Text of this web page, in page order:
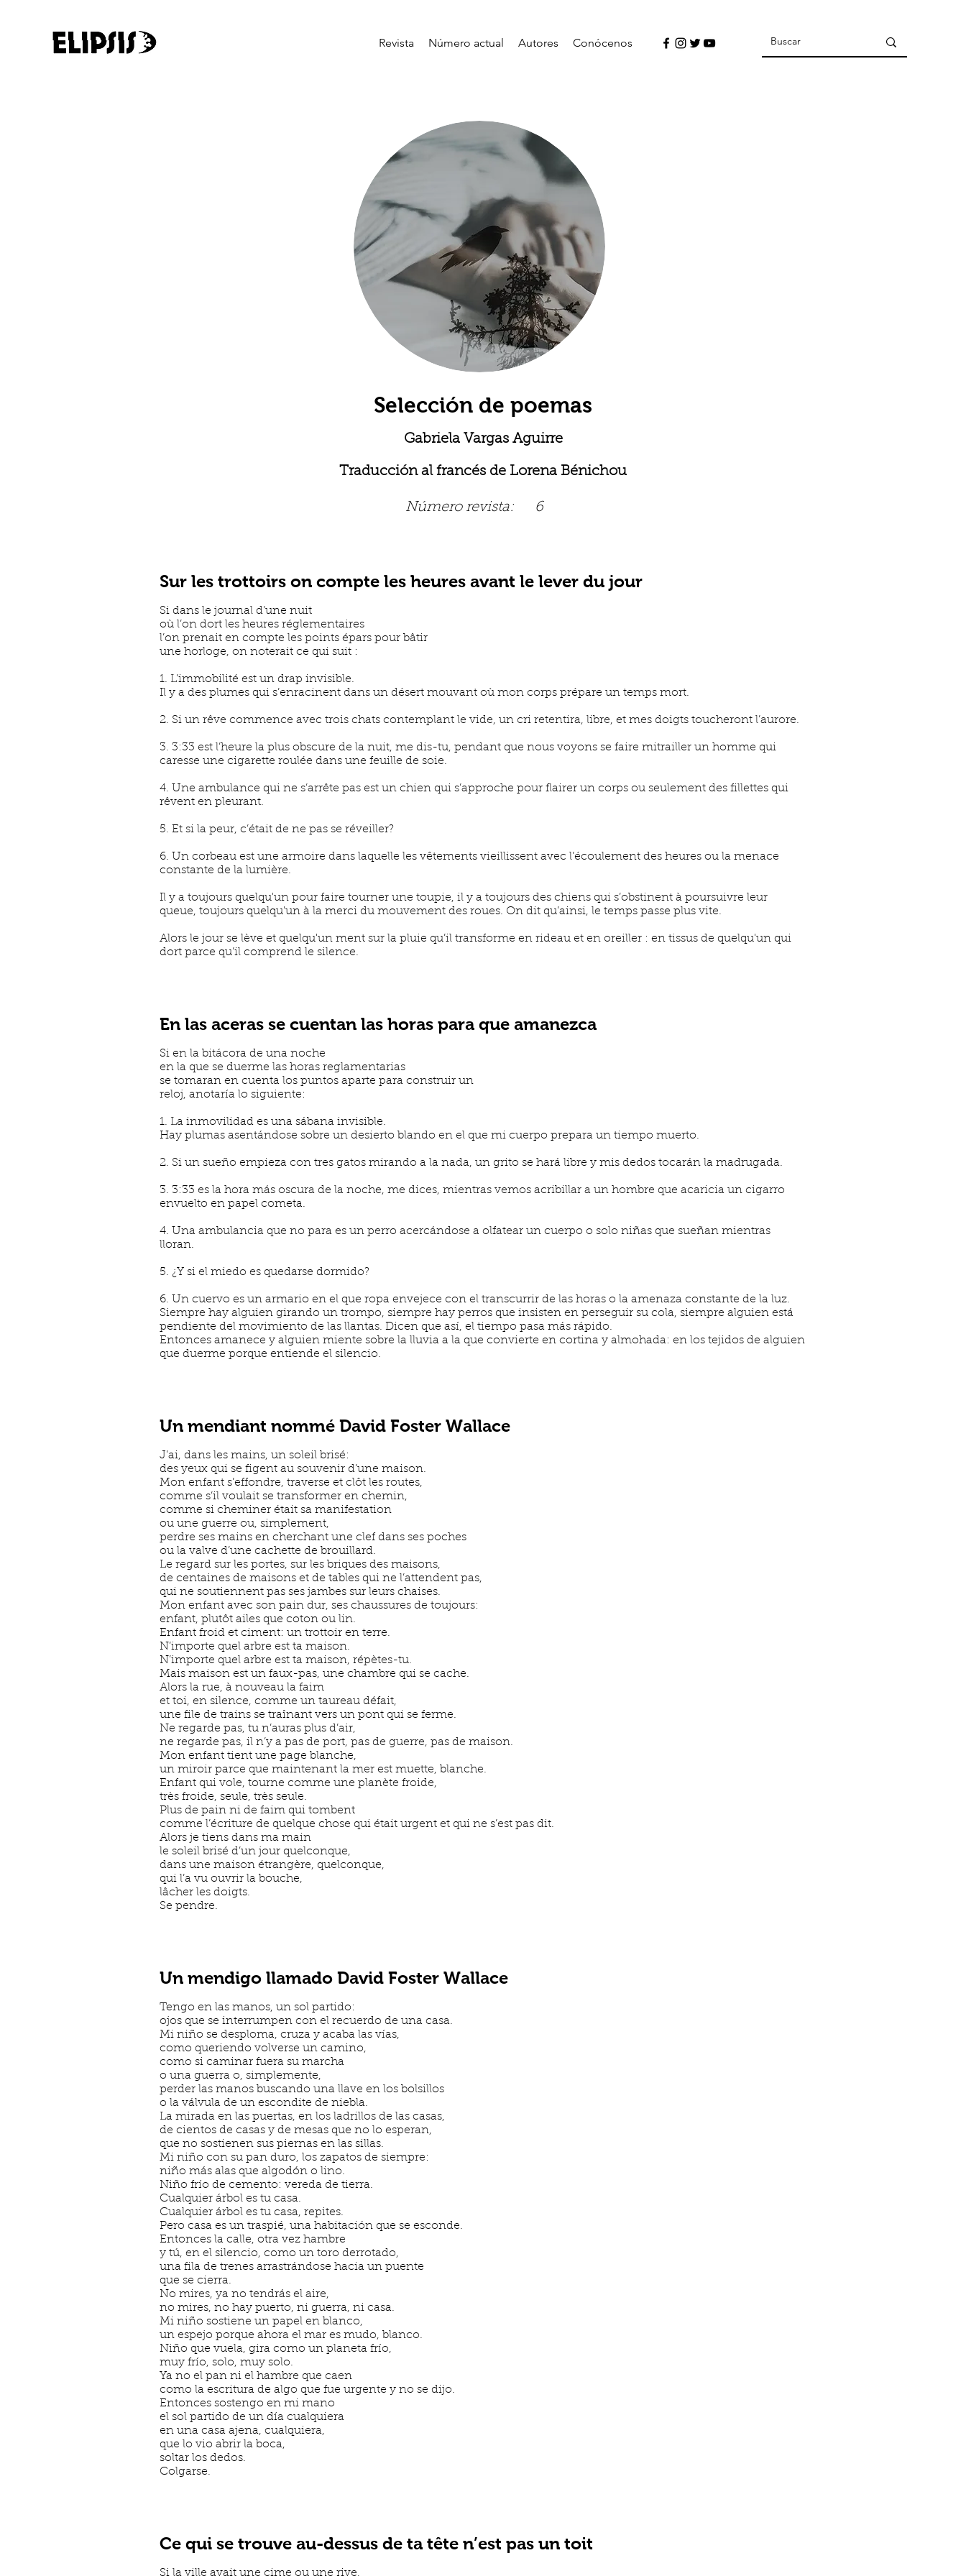
Revista Número actual Autores Conócenos
Selección de poemas
Gabriela Vargas Aguirre
Traducción al francés de Lorena Bénichou
Número revista: 6
Sur les trottoirs on compte les heures avant le lever du jour
Si dans le journal d’une nuit
où l’on dort les heures réglementaires
l’on prenait en compte les points épars pour bâtir
une horloge, on noterait ce qui suit :
1. L’immobilité est un drap invisible.
Il y a des plumes qui s’enracinent dans un désert mouvant où mon corps prépare un temps mort.
2. Si un rêve commence avec trois chats contemplant le vide, un cri retentira, libre, et mes doigts toucheront l’aurore.
3. 3:33 est l’heure la plus obscure de la nuit, me dis-tu, pendant que nous voyons se faire mitrailler un homme qui
caresse une cigarette roulée dans une feuille de soie.
4. Une ambulance qui ne s’arrête pas est un chien qui s’approche pour flairer un corps ou seulement des fillettes qui
rêvent en pleurant.
5. Et si la peur, c’était de ne pas se réveiller?
6. Un corbeau est une armoire dans laquelle les vêtements vieillissent avec l’écoulement des heures ou la menace
constante de la lumière.
Il y a toujours quelqu'un pour faire tourner une toupie, il y a toujours des chiens qui s’obstinent à poursuivre leur
queue, toujours quelqu'un à la merci du mouvement des roues. On dit qu’ainsi, le temps passe plus vite.
Alors le jour se lève et quelqu'un ment sur la pluie qu’il transforme en rideau et en oreiller : en tissus de quelqu'un qui
dort parce qu’il comprend le silence.
En las aceras se cuentan las horas para que amanezca
Si en la bitácora de una noche
en la que se duerme las horas reglamentarias
se tomaran en cuenta los puntos aparte para construir un
reloj, anotaría lo siguiente:
1. La inmovilidad es una sábana invisible.
Hay plumas asentándose sobre un desierto blando en el que mi cuerpo prepara un tiempo muerto.
2. Si un sueño empieza con tres gatos mirando a la nada, un grito se hará libre y mis dedos tocarán la madrugada.
3. 3:33 es la hora más oscura de la noche, me dices, mientras vemos acribillar a un hombre que acaricia un cigarro
envuelto en papel cometa.
4. Una ambulancia que no para es un perro acercándose a olfatear un cuerpo o solo niñas que sueñan mientras
lloran.
5. ¿Y si el miedo es quedarse dormido?
6. Un cuervo es un armario en el que ropa envejece con el transcurrir de las horas o la amenaza constante de la luz.
Siempre hay alguien girando un trompo, siempre hay perros que insisten en perseguir su cola, siempre alguien está
pendiente del movimiento de las llantas. Dicen que así, el tiempo pasa más rápido.
Entonces amanece y alguien miente sobre la lluvia a la que convierte en cortina y almohada: en los tejidos de alguien
que duerme porque entiende el silencio.
Un mendiant nommé David Foster Wallace
J’ai, dans les mains, un soleil brisé:
des yeux qui se figent au souvenir d’une maison.
Mon enfant s’effondre, traverse et clôt les routes,
comme s’il voulait se transformer en chemin,
comme si cheminer était sa manifestation
ou une guerre ou, simplement,
perdre ses mains en cherchant une clef dans ses poches
ou la valve d’une cachette de brouillard.
Le regard sur les portes, sur les briques des maisons,
de centaines de maisons et de tables qui ne l’attendent pas,
qui ne soutiennent pas ses jambes sur leurs chaises.
Mon enfant avec son pain dur, ses chaussures de toujours:
enfant, plutôt ailes que coton ou lin.
Enfant froid et ciment: un trottoir en terre.
N’importe quel arbre est ta maison.
N’importe quel arbre est ta maison, répètes-tu.
Mais maison est un faux-pas, une chambre qui se cache.
Alors la rue, à nouveau la faim
et toi, en silence, comme un taureau défait,
une file de trains se traînant vers un pont qui se ferme.
Ne regarde pas, tu n’auras plus d’air,
ne regarde pas, il n’y a pas de port, pas de guerre, pas de maison.
Mon enfant tient une page blanche,
un miroir parce que maintenant la mer est muette, blanche.
Enfant qui vole, tourne comme une planète froide,
très froide, seule, très seule.
Plus de pain ni de faim qui tombent
comme l’écriture de quelque chose qui était urgent et qui ne s’est pas dit.
Alors je tiens dans ma main
le soleil brisé d’un jour quelconque,
dans une maison étrangère, quelconque,
qui l’a vu ouvrir la bouche,
lâcher les doigts.
Se pendre.
Un mendigo llamado David Foster Wallace
Tengo en las manos, un sol partido:
ojos que se interrumpen con el recuerdo de una casa.
Mi niño se desploma, cruza y acaba las vías,
como queriendo volverse un camino,
como si caminar fuera su marcha
o una guerra o, simplemente,
perder las manos buscando una llave en los bolsillos
o la válvula de un escondite de niebla.
La mirada en las puertas, en los ladrillos de las casas,
de cientos de casas y de mesas que no lo esperan,
que no sostienen sus piernas en las sillas.
Mi niño con su pan duro, los zapatos de siempre:
niño más alas que algodón o lino.
Niño frío de cemento: vereda de tierra.
Cualquier árbol es tu casa.
Cualquier árbol es tu casa, repites.
Pero casa es un traspié, una habitación que se esconde.
Entonces la calle, otra vez hambre
y tú, en el silencio, como un toro derrotado,
una fila de trenes arrastrándose hacia un puente
que se cierra.
No mires, ya no tendrás el aire,
no mires, no hay puerto, ni guerra, ni casa.
Mi niño sostiene un papel en blanco,
un espejo porque ahora el mar es mudo, blanco.
Niño que vuela, gira como un planeta frío,
muy frío, solo, muy solo.
Ya no el pan ni el hambre que caen
como la escritura de algo que fue urgente y no se dijo.
Entonces sostengo en mi mano
el sol partido de un día cualquiera
en una casa ajena, cualquiera,
que lo vio abrir la boca,
soltar los dedos.
Colgarse.
Ce qui se trouve au-dessus de ta tête n’est pas un toit
Si la ville avait une cime ou une rive,